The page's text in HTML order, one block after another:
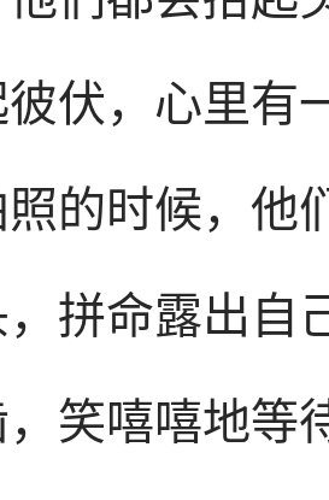
彼伏，心里有
的时候，他
拼命露出自
笑嘻嘻地等